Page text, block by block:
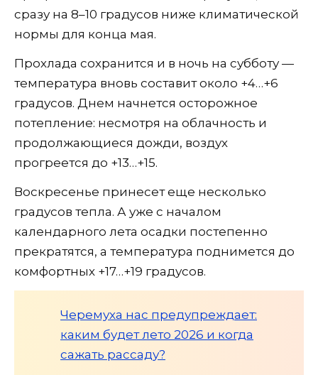
сразу на 8–10 градусов ниже климатической
нормы для конца мая.
Прохлада сохранится и в ночь на субботу —
температура вновь составит около +4…+6
градусов. Днем начнется осторожное
потепление: несмотря на облачность и
продолжающиеся дожди, воздух
прогреется до +13…+15.
Воскресенье принесет еще несколько
градусов тепла. А уже с началом
календарного лета осадки постепенно
прекратятся, а температура поднимется до
комфортных +17…+19 градусов.
Черемуха нас предупреждает:
каким будет лето 2026 и когда
сажать рассаду?